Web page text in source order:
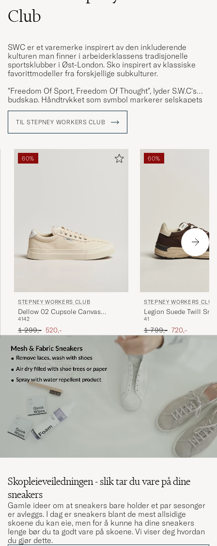
Club
SWC er et varemerke inspirert av den inkluderende
kulturen man finner i arbeiderklassens tradisjonelle
sportsklubber i Øst-London. Sko inspirert av klassiske
favorittmodeller fra forskjellige subkulturer.
"Freedom Of Sport, Freedom Of Thought", lyder S.W.C's
budskap. Håndtrykket som symbol markerer selskapets
verdier som en arv fra deres forbilder. Unisex-skoene er
TIL STEPNEY WORKERS CLUB
60%
STEPNEY WORKERS CLUB
Dellow 02 Cupsole Canvas
Sneaker Ecru Raw
4142
Ordinær pris
1 299,- Nedsatt pris
520,-
60%
STEPNEY WORKERS CLUB
Legion Suede Twill
Brown
41
Ordinær pris
1 799,- Nedsatt pris
720,-
Skopleieveiledningen - slik tar du vare på dine
sneakers
Gamle ideer om at sneakers bare holder et par sesonger
er avleggs. I dag er sneakers blant de mest allsidige
skoene du kan eie, men for å kunne ha dine sneakers
lenge bør du ta godt vare på skoene. Vi viser deg hvordan
du gjør dette.